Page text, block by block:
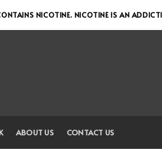
NICOTINE. NICOTINE IS AN
ABOUT US CONTACT US